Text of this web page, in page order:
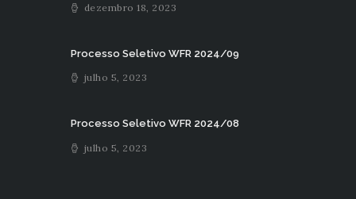
dezembro 18, 2023
Processo Seletivo WFR 2024/09
julho 5, 2023
Processo Seletivo WFR 2024/08
julho 5, 2023